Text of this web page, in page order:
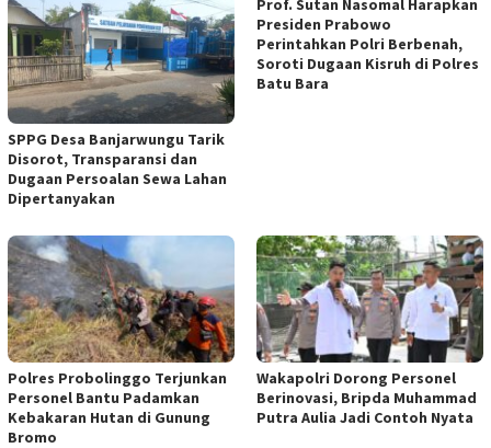
SPPG Desa Banjarwungu Tarik
Disorot, Transparansi dan
Dugaan Persoalan Sewa Lahan
Dipertanyakan
Prof. Sutan Nasomal Harapkan
Presiden Prabowo
Perintahkan Polri Berbenah,
Soroti Dugaan Kisruh di Polres
Batu Bara
Polres Probolinggo Terjunkan
Personel Bantu Padamkan
Kebakaran Hutan di Gunung
Bromo
Wakapolri Dorong Personel
Berinovasi, Bripda Muhammad
Putra Aulia Jadi Contoh Nyata